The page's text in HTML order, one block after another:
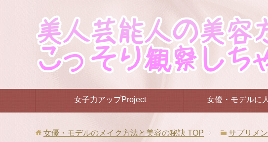
女子力アップProject 女優・モデルに
女優・モデルのメイク方法と美容の秘訣 TOP サプリメ